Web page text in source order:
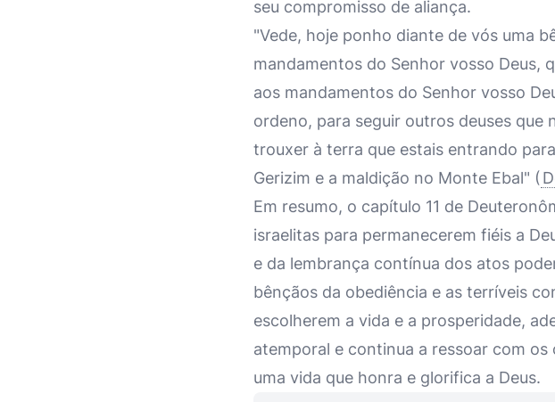
seu compromisso de aliança.
"Vede, hoje ponho diante de vós uma
mandamentos do Senhor vosso Deus,
aos mandamentos do Senhor vosso
ordeno, para seguir outros deuses que
trouxer à terra que estais entrando
Gerizim e a maldição no Monte Ebal" (
Em resumo, o capítulo 11 de
israelitas para permanecerem fiéis a
e da lembrança contínua dos atos
bênçãos da obediência e as terríveis
escolherem a vida e a prosperidade,
atemporal e continua a ressoar com
uma vida que honra e glorifica a Deus.